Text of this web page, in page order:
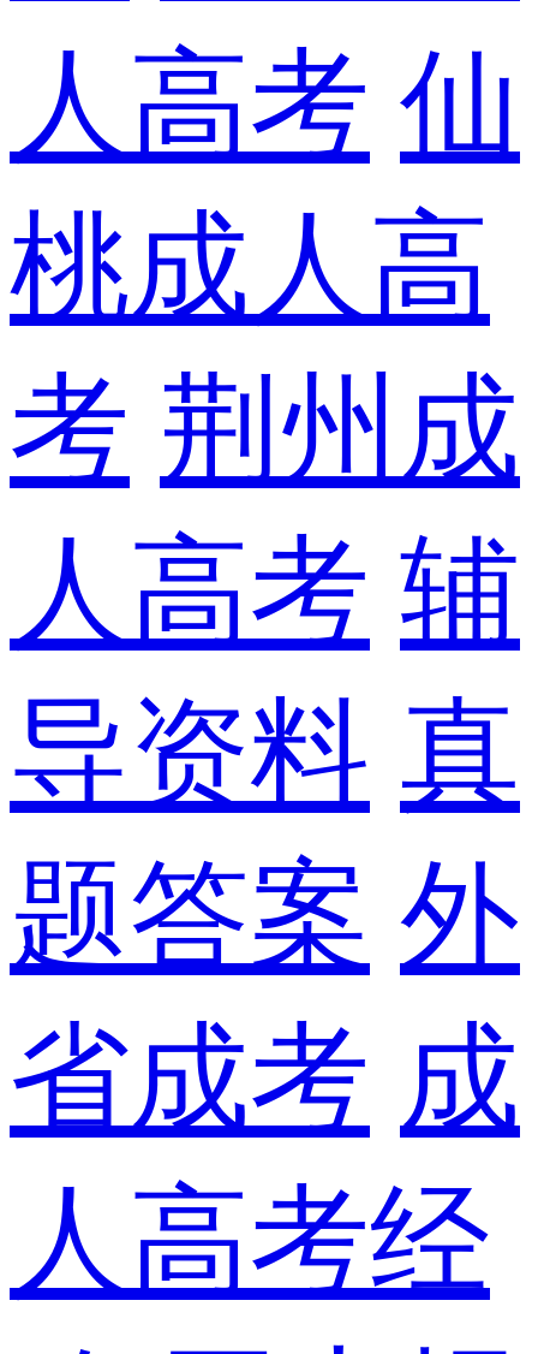
人高考 仙
桃成人高
考 荆州成
人高考 辅
导资料 真
题答案 外
省成考 成
人高考经